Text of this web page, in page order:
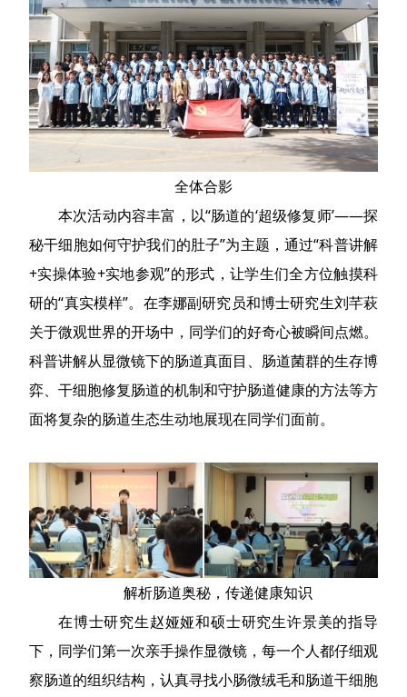
全体合影
本次活动内容丰富，以“肠道的‘超级修复师’——探
秘干细胞如何守护我们的肚子”为主题，通过“科普讲解
+实操体验+实地参观”的形式，让学生们全方位触摸科
研的“真实模样”。在李娜副研究员和博士研究生刘芊萩
关于微观世界的开场中，同学们的好奇心被瞬间点燃。
科普讲解从显微镜下的肠道真面目、肠道菌群的生存博
弈、干细胞修复肠道的机制和守护肠道健康的方法等方
面将复杂的肠道生态生动地展现在同学们面前。
解析肠道奥秘，传递健康知识
在博士研究生赵娅娅和硕士研究生许景美的指导
下，同学们第一次亲手操作显微镜，每一个人都仔细观
察肠道的组织结构，认真寻找小肠微绒毛和肠道干细胞